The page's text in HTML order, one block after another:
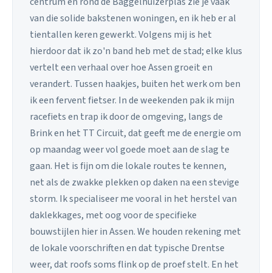
van die solide bakstenen woningen, en ik heb er al
tientallen keren gewerkt. Volgens mij is het
hierdoor dat ik zo'n band heb met de stad; elke klus
vertelt een verhaal over hoe Assen groeit en
verandert. Tussen haakjes, buiten het werk om ben
ik een fervent fietser. In de weekenden pak ik mijn
racefiets en trap ik door de omgeving, langs de
Brink en het TT Circuit, dat geeft me de energie om
op maandag weer vol goede moet aan de slag te
gaan. Het is fijn om die lokale routes te kennen,
net als de zwakke plekken op daken na een stevige
storm. Ik specialiseer me vooral in het herstel van
daklekkages, met oog voor de specifieke
bouwstijlen hier in Assen. We houden rekening met
de lokale voorschriften en dat typische Drentse
weer, dat roofs soms flink op de proef stelt. En het